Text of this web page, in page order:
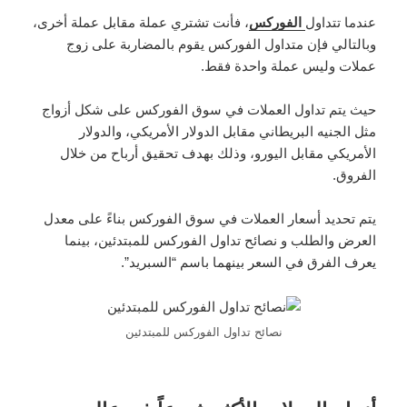
عندما تتداول الفوركس، فأنت تشتري عملة مقابل عملة أخرى،
وبالتالي فإن متداول الفوركس يقوم بالمضاربة على زوج
عملات وليس عملة واحدة فقط.
حيث يتم تداول العملات في سوق الفوركس على شكل أزواج
مثل الجنيه البريطاني مقابل الدولار الأمريكي، والدولار
الأمريكي مقابل اليورو، وذلك بهدف تحقيق أرباح من خلال
الفروق.
يتم تحديد أسعار العملات في سوق الفوركس بناءً على معدل
العرض والطلب و نصائح تداول الفوركس للمبتدئين، بينما
يعرف الفرق في السعر بينهما باسم “السبريد”.
نصائح تداول الفوركس للمبتدئين